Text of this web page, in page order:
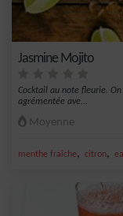
Jasmine Mojito
Cocktail au note fleurie.
agrémentée ave...
Moyenne
menthe fraîche, citron,